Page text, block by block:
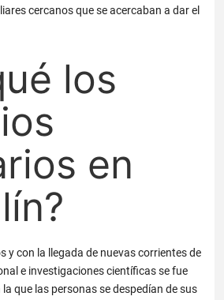
cercanos que se acercaban a dar el
los
en
y con la llegada de nuevas corrientes de
e investigaciones científicas se fue
que las personas se despedían de sus